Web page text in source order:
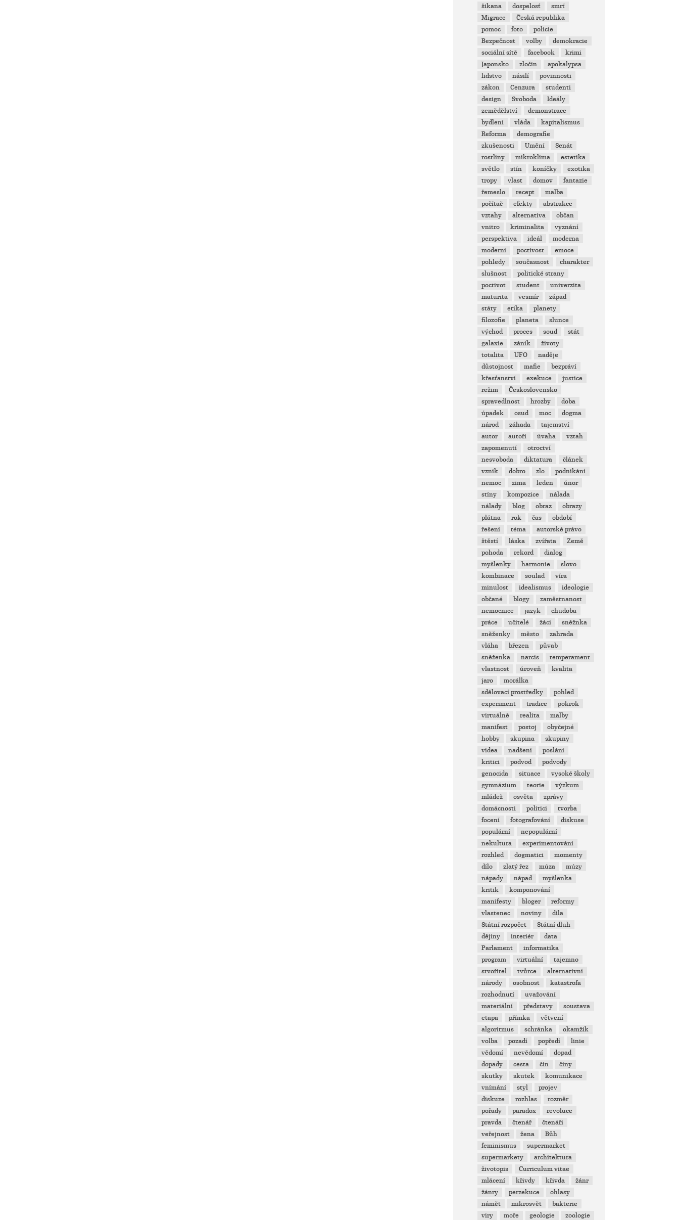
šikana
dospelosť
smrť
Migrace
Česká republika
pomoc
foto
policie
Bezpečnost
volby
demokracie
sociální sítě
facebook
krimi
Japonsko
zločin
apokalypsa
lidstvo
násilí
povinnosti
zákon
Cenzura
studenti
design
Svoboda
Ideály
zemědělství
demonstrace
bydlení
vláda
kapitalismus
Reforma
demografie
zkušenosti
Umění
Senát
rostliny
mikroklima
estetika
světlo
stín koníčky
exotika
tropy
vlast domov
fantazie
řemeslo
recept
malba
počítač
efekty
abstrakce
vztahy
alternativa
občan
vnitro
kriminalita
vyznání
perspektiva
ideál
moderna
moderní
poctivost
emoce
pohledy
současnost
charakter
slušnost
politické strany
poctivot
student
univerzita
maturita
vesmír
západ
státy
etika
planety
filozofie
planeta
slunce
východ
proces soud
stát
galaxie
zánik
životy
totalita
UFO
naděje
důstojnost
mafie
bezpráví
křesťanství
exekuce
justice
režim
Československo
spravedlnost
hrozby
doba
úpadek
osud moc
dogma
národ
záhada
tajemství
autor
autoři úvaha
vztah
zapomenutí
otroctví
nesvoboda
diktatura
článek
vznik
dobro zlo
podnikání
nemoc
zima leden
únor
stíny
kompozice
nálada
nálady
blog obraz
obrazy
plátna
rok čas
období
řešení
téma
autorské právo
štěstí
láska zvířata
Země
pohoda
rekord
dialog
myšlenky
harmonie
slovo
kombinace
soulad
víra
minulost
idealismus
ideologie
občané
blogy
zaměstnanost
nemocnice
jazyk
chudoba
práce
učitelé žáci
sněžnka
sněženky
město
zahrada
vláha
březen
půvab
sněženka
narcis
temperament
vlastnost
úroveň
kvalita
jaro
morálka
sdělovací prostředky
pohled
experiment
tradice
pokrok
virtuálně
realita
malby
manifest
postoj
obyčejné
hobby
skupina
skupiny
videa
nadšení
poslání
kritici
podvod
podvody
genocida
situace
vysoké školy
gymnázium
teorie
výzkum
mládež
osvěta
zprávy
domácnosti
politici
tvorba
focení
fotografování
diskuse
populární
nepopulární
nekultura
experimentování
rozhled
dogmatici
momenty
dílo
zlatý řez múza
múzy
nápady
nápad
myšlenka
kritik
komponování
manifesty
bloger
reformy
vlastenec
noviny
díla
Státní rozpočet
Státní dluh
dějiny
interiér
data
Parlament
informatika
program
virtuální
tajemno
stvořitel
tvůrce
alternativní
národy
osobnost
katastrofa
rozhodnutí
uvažování
materiální
představy
soustava
etapa
přímka
větvení
algoritmus
schránka
okamžik
volba
pozadí popředí
linie
vědomí
nevědomí
dopad
dopady
cesta čin
činy
skutky
skutek
komunikace
vnímání
styl
projev
diskuze
rozhlas
rozměr
pořady
paradox
revoluce
pravda
čtenář
čtenáři
veřejnost
žena
Bůh
feminismus
supermarket
supermarkety
architektura
životopis
Curriculum vitae
mlácení
křivdy křivda
žánr
žánry
perzekuce
ohlasy
námět
mikrosvět
bakterie
viry
moře geologie zoologie